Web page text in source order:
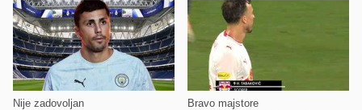
Nije zadovoljan Bravo majstore